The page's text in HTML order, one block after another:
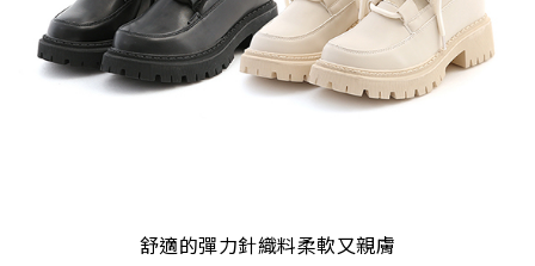
舒適的彈力針織料柔軟又親膚